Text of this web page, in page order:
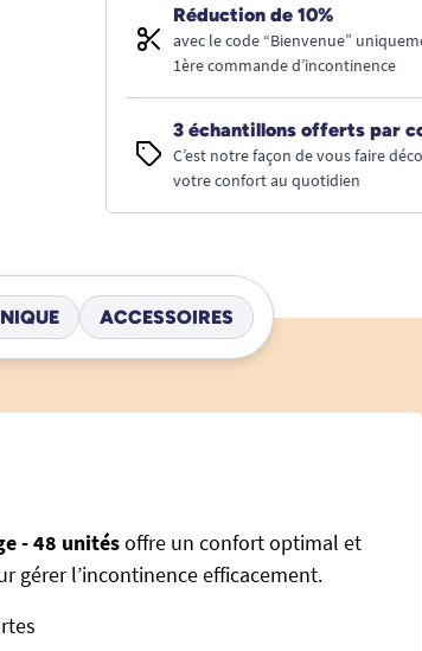
Réduction de 10%
avec le code “Bienvenue”
1ère commande d’incontinence
3 échantillons offerts par
C’est notre façon de vous faire
votre confort au quotidien
ACCESSOIRES
- 48 unitésoffre un confort optimal et
gérer l’incontinence efficacement.